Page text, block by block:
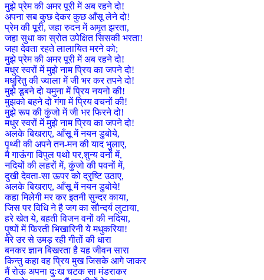
मुझे प्रेम की अमर पूरी में अब रहने दो!
अपना सब कुछ देकर कुछ आँसू लेने दो!
प्रेम की पूरी, जहा रुदन में अमृत झरता,
जहा सुधा का स्रोत उपेक्षित सिसकी भरता!
जहा देवता रहते लालायित मरने को;
मुझे प्रेम की अमर पूरी में अब रहने दो!
मधुर स्वरों में मुझे नाम प्रिय का जपने दो!
मधुरितु की ज्वाला में जी भर कर तपने दो!
मुझे डूबने दो यमुना में प्रिय नयनो की!
मुझको बहने दो गंगा में प्रिय वचनों की!
मुझे रूप की कुंजो में जी भर फिरने दो!
मधुर स्वरों में मुझे नाम प्रिय का जपने दो!
अलके बिखराए, आँसू में नयन डुबोये,
पृथ्वी की अपने तन-मन की याद भुलाए,
मै गाऊंगा विपुल पथो पर,शुन्य वनों में,
नदियों की लहरों में, कुंजो की पवनों में,
दुखी देवता-सा ऊपर को द्रृष्टि उठाए,
अलके बिखराए, आँसू में नयन डुबोये!
कहा मिलेगी मर कर इतनी सुन्दर काया,
जिस पर विधि ने है जग का सौन्दर्य लुटाया,
हरे खेत ये, बहती विजन वनों की नदिया,
पुष्पों में फिरती भिखारिनी ये मधुकरिया!
मेरे उर से उमड़ रही गीतों की धारा
बनकर ज्ञान बिखरता है यह जीवन सारा
किन्तु कहा वह प्रिय मुख जिसके आगे जाकर
मैं रोऊ अपना दुःख चटक सा मंडराकर